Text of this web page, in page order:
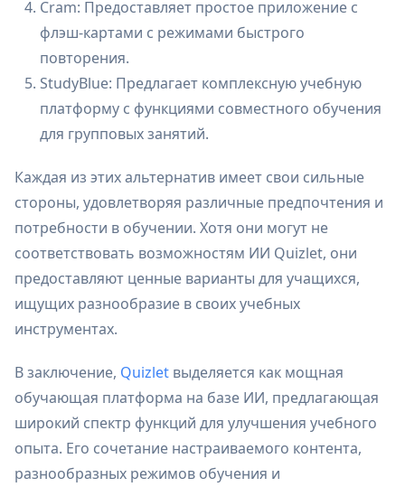
Cram: Предоставляет простое приложение с
флэш-картами с режимами быстрого
повторения.
StudyBlue: Предлагает комплексную учебную
платформу с функциями совместного обучения
для групповых занятий.
Каждая из этих альтернатив имеет свои сильные
стороны, удовлетворяя различные предпочтения и
потребности в обучении. Хотя они могут не
соответствовать возможностям ИИ Quizlet, они
предоставляют ценные варианты для учащихся,
ищущих разнообразие в своих учебных
инструментах.
В заключение, Quizlet выделяется как мощная
обучающая платформа на базе ИИ, предлагающая
широкий спектр функций для улучшения учебного
опыта. Его сочетание настраиваемого контента,
разнообразных режимов обучения и